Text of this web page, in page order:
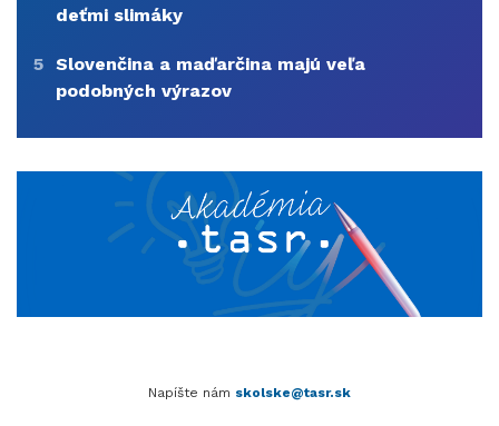
deťmi slimáky
5 Slovenčina a maďarčina majú veľa
podobných výrazov
Napíšte nám skolske@tasr.sk